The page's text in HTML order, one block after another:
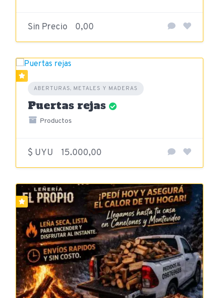
Sin Precio 0,00
ABERTURAS, METALES Y MADERAS
Puertas rejas
Productos
$ UYU 15.000,00